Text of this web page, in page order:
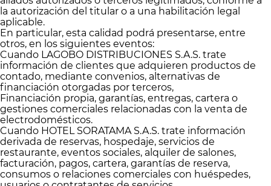
la autorización del titular o a una habilitación legal
aplicable.
En particular, esta calidad podrá presentarse, entre
otros, en los siguientes eventos:
Cuando LAGOBO DISTRIBUCIONES S.A.S. trate
información de clientes que adquieren productos de
contado, mediante convenios, alternativas de
financiación otorgadas por terceros,
Financiación propia, garantías, entregas, cartera o
gestiones comerciales relacionadas con la venta de
electrodomésticos.
Cuando HOTEL SORATAMA S.A.S. trate información
derivada de reservas, hospedaje, servicios de
restaurante, eventos sociales, alquiler de salones,
facturación, pagos, cartera, garantías de reserva,
consumos o relaciones comerciales con huéspedes,